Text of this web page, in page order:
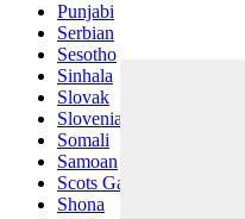
Punjabi
Serbian
Sesotho
Sinhala
Slovak
Slovenian
Somali
Samoan
Scots Gaelic
Shona